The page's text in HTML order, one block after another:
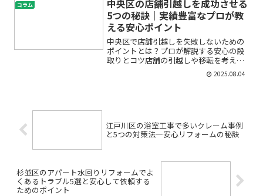
「そもそも何から始めれば良...
コラム
中央区の店舗引越しを成功させる
5つの秘訣｜実績豊富なプロが教
える安心ポイント
中央区で店舗引越しを失敗しないための
ポイントとは？プロが解説する安心の段
取りとコツ店舗の引越しや移転を考える
と、不安や疑問がたくさん浮かんできま
すよね。「中央区という都心でスムーズ
2025.08.04
江戸川区の浴室工事で多いクレーム事例
と5つの対策法―安心リフォームの秘訣
杉並区のアパート水回りリフォームでよ
くあるトラブル5選と安心して依頼する
ためのポイント